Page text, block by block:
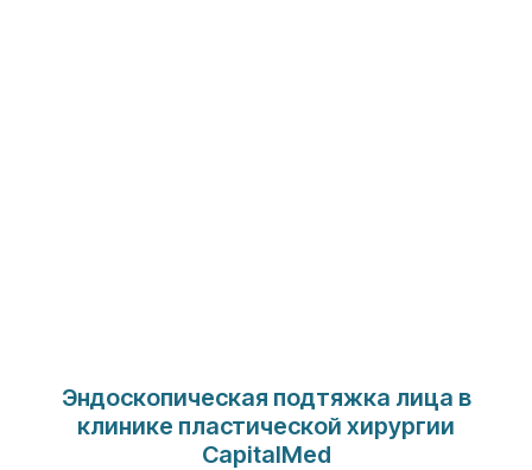
Эндоскопическая подтяжка лица в
клинике пластической хирургии
CapitalMed